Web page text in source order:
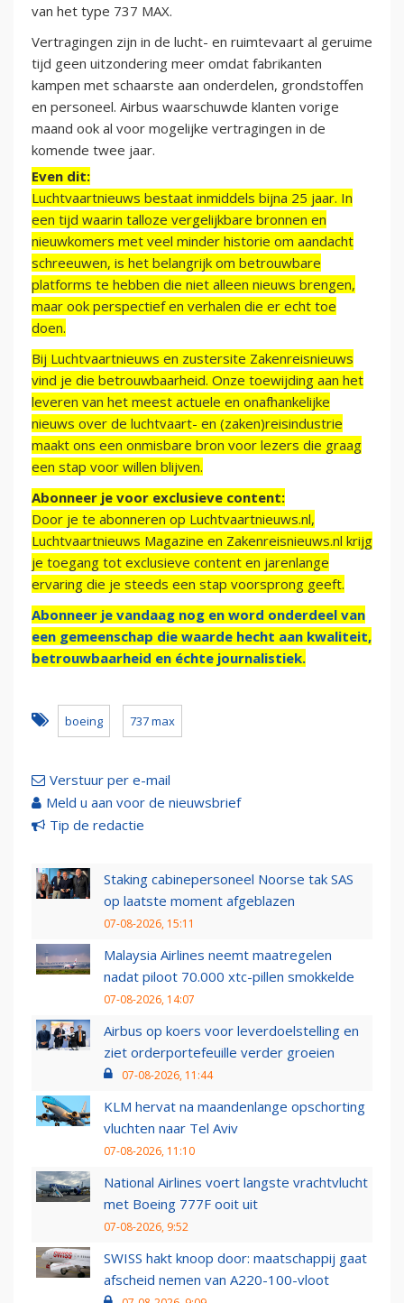
van het type 737 MAX.
Vertragingen zijn in de lucht- en ruimtevaart al geruime
tijd geen uitzondering meer omdat fabrikanten
kampen met schaarste aan onderdelen, grondstoffen
en personeel. Airbus waarschuwde klanten vorige
maand ook al voor mogelijke vertragingen in de
komende twee jaar.
Even dit:
Luchtvaartnieuws bestaat inmiddels bijna 25 jaar. In
een tijd waarin talloze vergelijkbare bronnen en
nieuwkomers met veel minder historie om aandacht
schreeuwen, is het belangrijk om betrouwbare
platforms te hebben die niet alleen nieuws brengen,
maar ook perspectief en verhalen die er echt toe
doen.
Bij Luchtvaartnieuws en zustersite Zakenreisnieuws
vind je die betrouwbaarheid. Onze toewijding aan het
leveren van het meest actuele en onafhankelijke
nieuws over de luchtvaart- en (zaken)reisindustrie
maakt ons een onmisbare bron voor lezers die graag
een stap voor willen blijven.
Abonneer je voor exclusieve content:
Door je te abonneren op Luchtvaartnieuws.nl,
Luchtvaartnieuws Magazine en Zakenreisnieuws.nl krijg
je toegang tot exclusieve content en jarenlange
ervaring die je steeds een stap voorsprong geeft.
Abonneer je vandaag nog en word onderdeel van
een gemeenschap die waarde hecht aan kwaliteit,
betrouwbaarheid en échte journalistiek.
boeing 737 max
Verstuur per e-mail
Meld u aan voor de nieuwsbrief
Tip de redactie
Staking cabinepersoneel Noorse tak SAS
op laatste moment afgeblazen
07-08-2026, 15:11
Malaysia Airlines neemt maatregelen
nadat piloot 70.000 xtc-pillen smokkelde
07-08-2026, 14:07
Airbus op koers voor leverdoelstelling en
ziet orderportefeuille verder groeien
07-08-2026, 11:44
KLM hervat na maandenlange opschorting
vluchten naar Tel Aviv
07-08-2026, 11:10
National Airlines voert langste vrachtvlucht
met Boeing 777F ooit uit
07-08-2026, 9:52
SWISS hakt knoop door: maatschappij gaat
afscheid nemen van A220-100-vloot